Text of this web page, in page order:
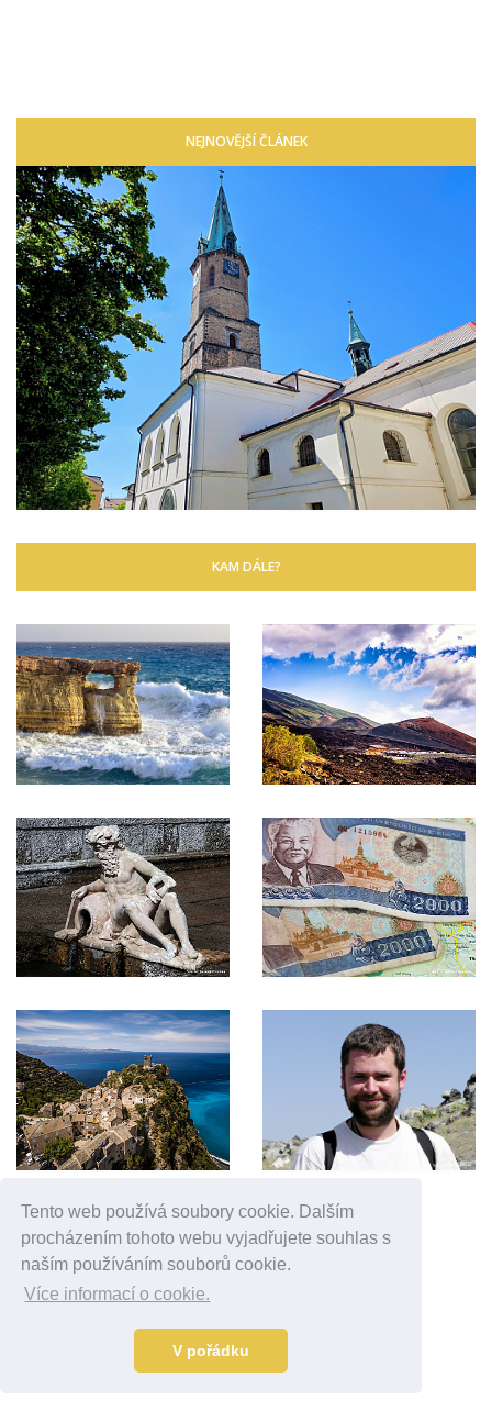
Tento web používá soubory cookie. Dalším
procházením tohoto webu vyjadřujete souhlas s
naším používáním souborů cookie.
Více informací o cookie.
V pořádku
NEJNOVĚJŠÍ ČLÁNEK
KAM DÁLE?
Reklama